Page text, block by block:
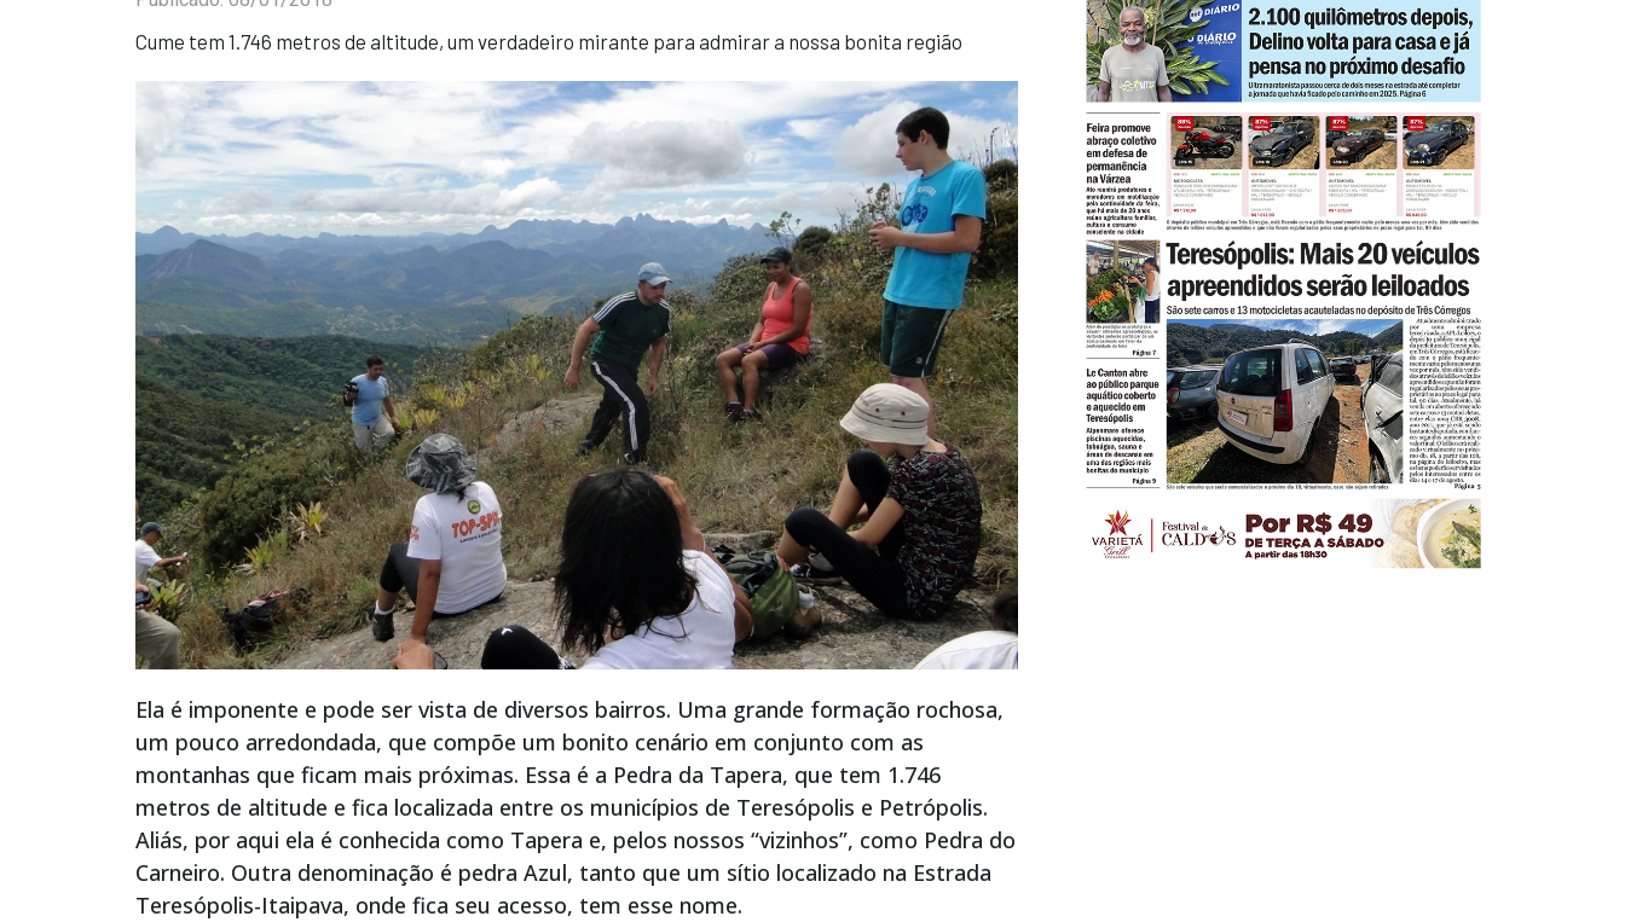
Cume tem 1.746 metros de altitude, um verdadeiro mirante para admirar a nossa bonita região
Ela é imponente e pode ser vista de diversos bairros. Uma grande formação rochosa,
um pouco arredondada, que compõe um bonito cenário em conjunto com as
montanhas que ficam mais próximas. Essa é a Pedra da Tapera, que tem 1.746
metros de altitude e fica localizada entre os municípios de Teresópolis e Petrópolis.
Aliás, por aqui ela é conhecida como Tapera e, pelos nossos “vizinhos”, como Pedra do
Carneiro. Outra denominação é pedra Azul, tanto que um sítio localizado na Estrada
Teresópolis-Itaipava, onde fica seu acesso, tem esse nome.